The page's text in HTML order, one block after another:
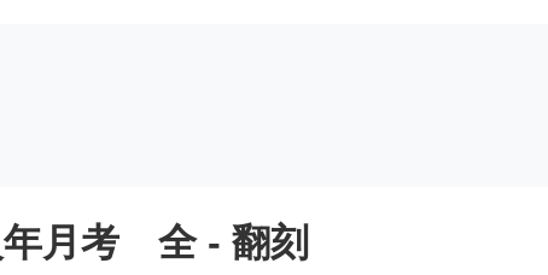
月考 全 - 翻刻